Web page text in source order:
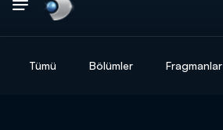
Tümü Bölümler Fragmanlar